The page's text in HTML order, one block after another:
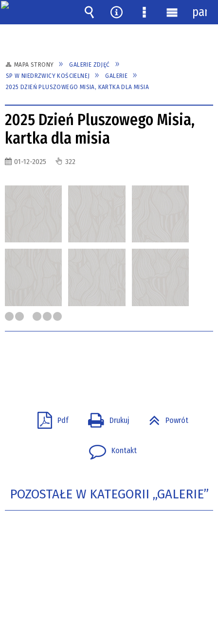
MAPA STRONY
GALERIE ZDJĘĆ
SP W NIEDRZWICY KOŚCIELNEJ
GALERIE
2025 DZIEŃ PLUSZOWEGO MISIA, KARTKA DLA MISIA
2025 Dzień Pluszowego Misia,
kartka dla misia
01-12-2025 322
Pdf Drukuj Powrót
Kontakt
POZOSTAŁE W KATEGORII „GALERIE”
Wyszukiwarka
Narzędzia
MenuMenu